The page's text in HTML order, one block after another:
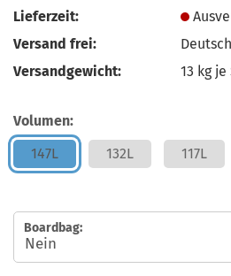
Lieferzeit:
Versand frei:
Versandgewicht:
13 kg je
Volumen:
147L
132L 117L
Boardbag: